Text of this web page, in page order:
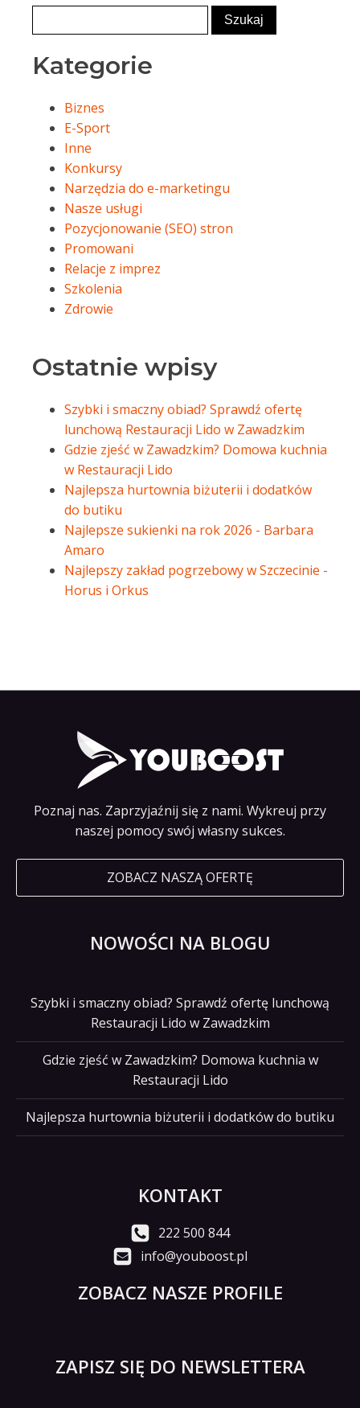
Kategorie
Biznes
E-Sport
Inne
Konkursy
Narzędzia do e-marketingu
Nasze usługi
Pozycjonowanie (SEO) stron
Promowani
Relacje z imprez
Szkolenia
Zdrowie
Ostatnie wpisy
Szybki i smaczny obiad? Sprawdź ofertę
lunchową Restauracji Lido w Zawadzkim
Gdzie zjeść w Zawadzkim? Domowa kuchnia
w Restauracji Lido
Najlepsza hurtownia biżuterii i dodatków
do butiku
Najlepsze sukienki na rok 2026 - Barbara
Amaro
Najlepszy zakład pogrzebowy w Szczecinie -
Horus i Orkus
Poznaj nas. Zaprzyjaźnij się z nami. Wykreuj przy
naszej pomocy swój własny sukces.
ZOBACZ NASZĄ OFERTĘ
NOWOŚCI NA BLOGU
Szybki i smaczny obiad? Sprawdź ofertę lunchową
Restauracji Lido w Zawadzkim
Gdzie zjeść w Zawadzkim? Domowa kuchnia w
Restauracji Lido
Najlepsza hurtownia biżuterii i dodatków do butiku
KONTAKT
222 500 844
info@youboost.pl
ZOBACZ NASZE PROFILE
ZAPISZ SIĘ DO NEWSLETTERA